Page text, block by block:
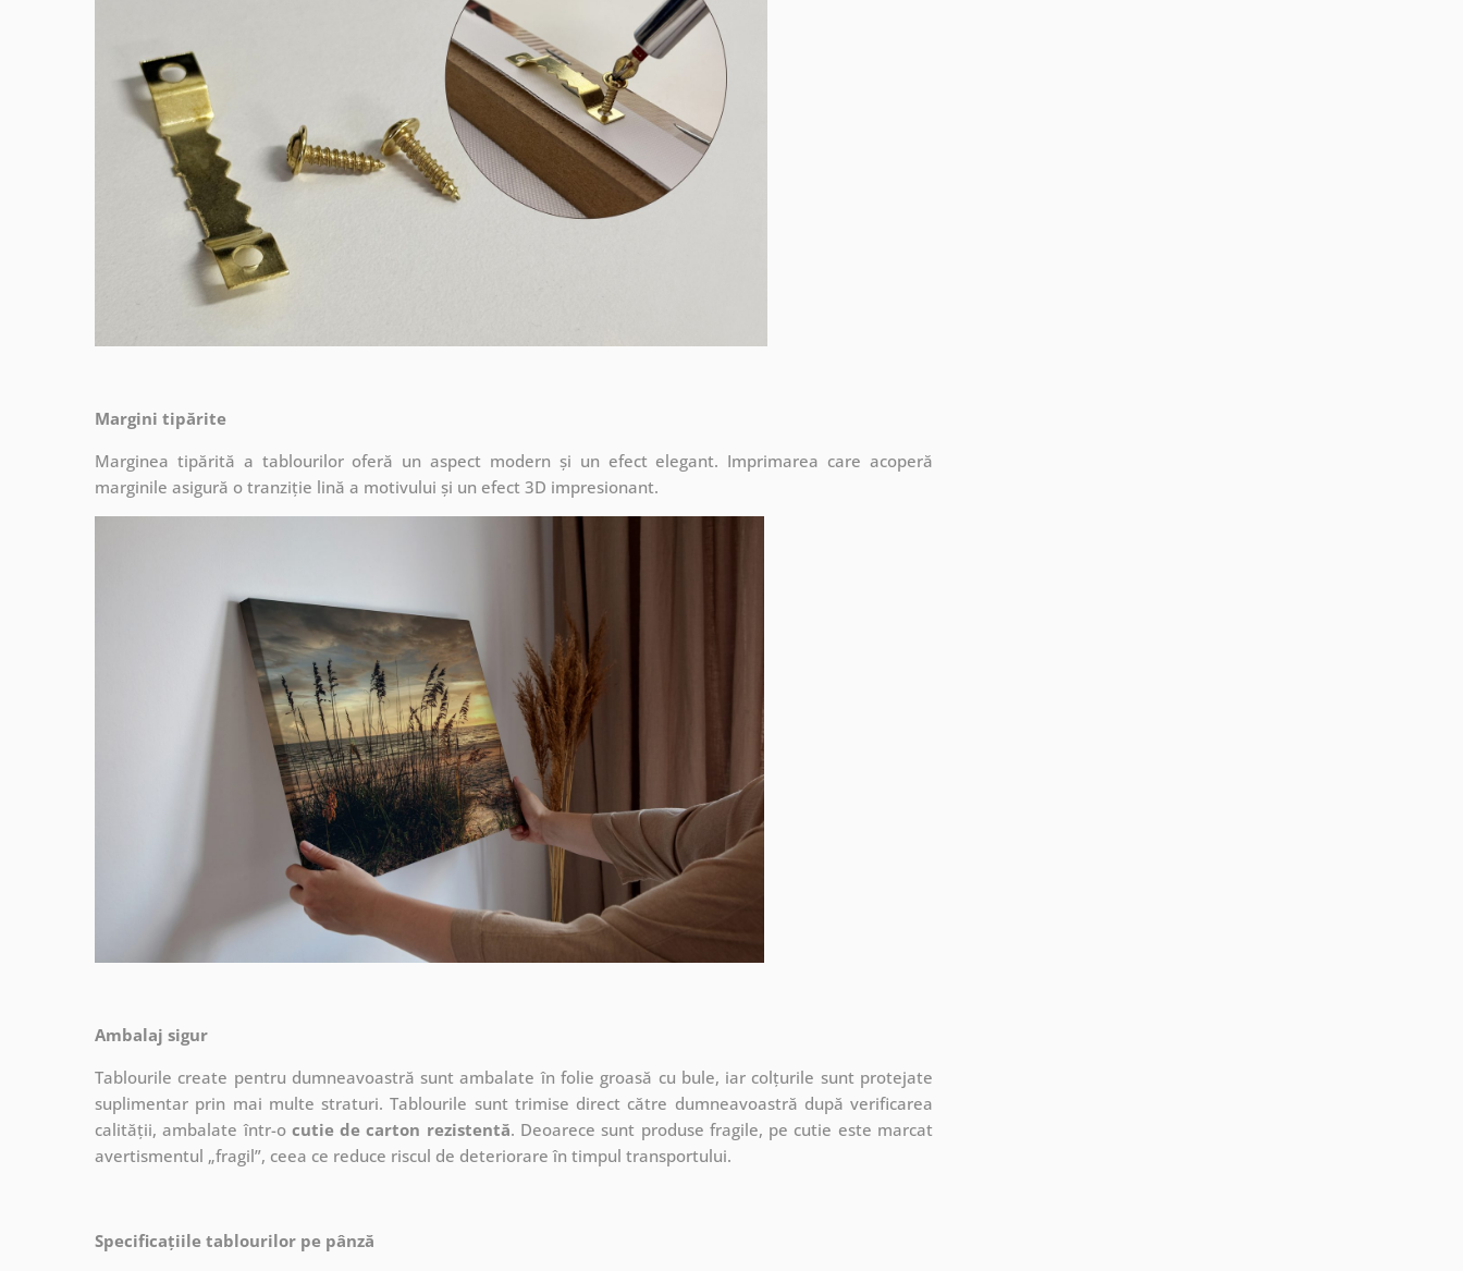
Margini tipărite
Marginea tipărită a tablourilor oferă un aspect modern și un efect elegant. Imprimarea care acoperă
marginile asigură o tranziție lină a motivului și un efect 3D impresionant.
Ambalaj sigur
Tablourile create pentru dumneavoastră sunt ambalate în folie groasă cu bule, iar colțurile sunt protejate
suplimentar prin mai multe straturi.Tablourile sunt trimise direct către dumneavoastră după verificarea
calității, ambalate într-o cutie de carton rezistentă. Deoarece sunt produse fragile, pe cutie este marcat
avertismentul „fragil”, ceea ce reduce riscul de deteriorare în timpul transportului.
Specificațiile tablourilor pe pânză